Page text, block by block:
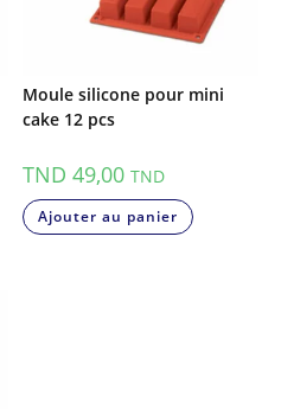
Moule silicone pour mini
cake 12 pcs
TND 49,00 TND
Ajouter au panier